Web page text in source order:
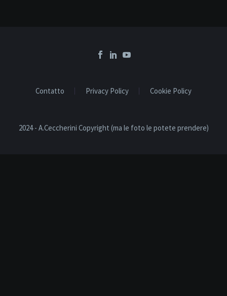
Contatto Privacy Policy Cookie Policy
2024 - A.Ceccherini Copyright (ma le foto le potete prendere)